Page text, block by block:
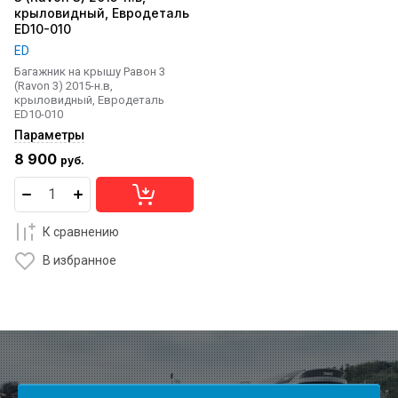
крыловидный, Евродеталь
ED10-010
ED
Багажник на крышу Равон 3
(Ravon 3) 2015-н.в,
крыловидный, Евродеталь
ED10-010
Параметры
8 900 руб.
К сравнению
В избранное